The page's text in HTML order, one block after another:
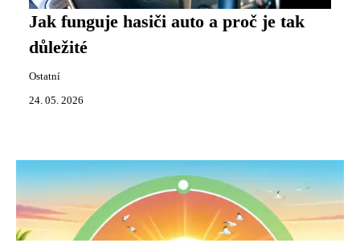
Jak funguje hasiči auto a proč je tak
důležité
Ostatní
24. 05. 2026